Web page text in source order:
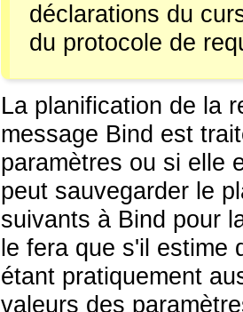
déclarations du
du protocole de
La planification de la
message Bind est
paramètres ou si elle
peut sauvegarder le
suivants à Bind pour
le fera que s'il estime
étant pratiquement
valeurs des